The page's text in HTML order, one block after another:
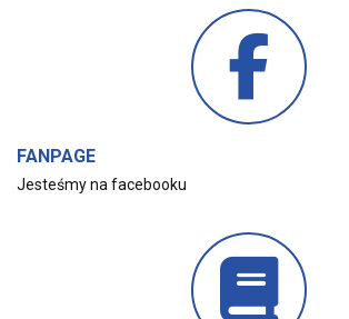
FANPAGE
Jesteśmy na facebooku